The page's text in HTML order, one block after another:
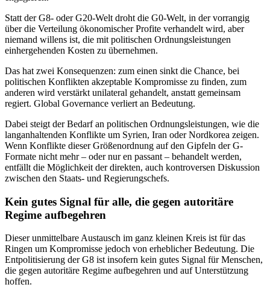
Statt der G8- oder G20-Welt droht die G0-Welt, in der vorrangig
über die Verteilung ökonomischer Profite verhandelt wird, aber
niemand willens ist, die mit politischen Ordnungsleistungen
einhergehenden Kosten zu übernehmen.
Das hat zwei Konsequenzen: zum einen sinkt die Chance, bei
politischen Konflikten akzeptable Kompromisse zu finden, zum
anderen wird verstärkt unilateral gehandelt, anstatt gemeinsam
regiert. Global Governance verliert an Bedeutung.
Dabei steigt der Bedarf an politischen Ordnungsleistungen, wie die
langanhaltenden Konflikte um Syrien, Iran oder Nordkorea zeigen.
Wenn Konflikte dieser Größenordnung auf den Gipfeln der G-
Formate nicht mehr – oder nur en passant – behandelt werden,
entfällt die Möglichkeit der direkten, auch kontroversen Diskussion
zwischen den Staats- und Regierungschefs.
Kein gutes Signal für alle, die gegen autoritäre
Regime aufbegehren
Dieser unmittelbare Austausch im ganz kleinen Kreis ist für das
Ringen um Kompromisse jedoch von erheblicher Bedeutung. Die
Entpolitisierung der G8 ist insofern kein gutes Signal für Menschen,
die gegen autoritäre Regime aufbegehren und auf Unterstützung
hoffen.